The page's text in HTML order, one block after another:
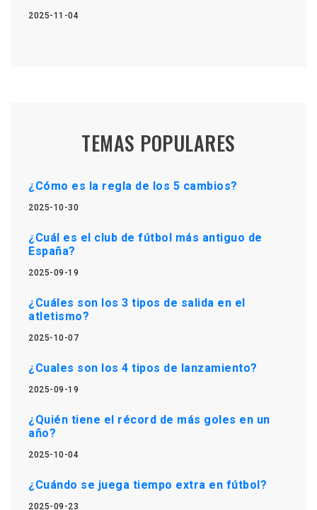
2025-11-04
TEMAS POPULARES
¿Cómo es la regla de los 5 cambios?
2025-10-30
¿Cuál es el club de fútbol más antiguo de
España?
2025-09-19
¿Cuáles son los 3 tipos de salida en el
atletismo?
2025-10-07
¿Cuales son los 4 tipos de lanzamiento?
2025-09-19
¿Quién tiene el récord de más goles en un
año?
2025-10-04
¿Cuándo se juega tiempo extra en fútbol?
2025-09-23